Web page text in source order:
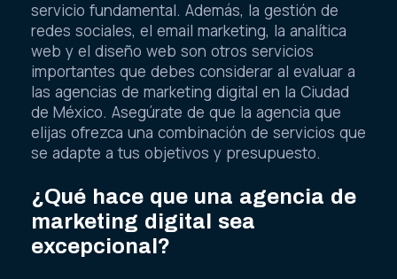
servicio fundamental. Además, la gestión de
redes sociales, el email marketing, la analítica
web y el diseño web son otros servicios
importantes que debes considerar al evaluar a
las agencias de marketing digital en la Ciudad
de México. Asegúrate de que la agencia que
elijas ofrezca una combinación de servicios que
se adapte a tus objetivos y presupuesto.
¿Qué hace que una agencia de
marketing digital sea
excepcional?